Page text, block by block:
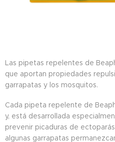
Las pipetas repelentes de
que aportan propiedades
garrapatas y los mosquitos.
Cada pipeta repelente de
y, está desarrollada
prevenir picaduras de
algunas garrapatas